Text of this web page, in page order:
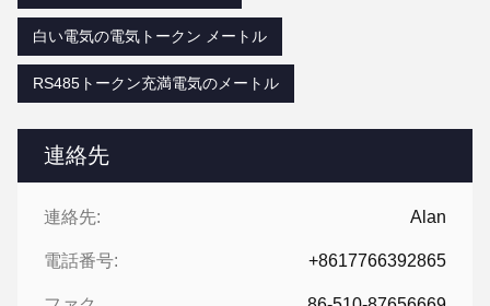
連絡先
連絡先: Alan
電話番号: +8617766392865
白い電気の電気トークン メートル
RS485トークン充満電気のメートル